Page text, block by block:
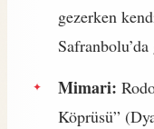
gezerken
Mimari:
Köprüsü”